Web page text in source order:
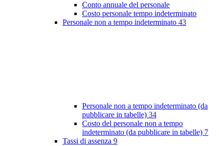
Conto annuale del personale
Costo personale tempo indeterminato
Personale non a tempo indeterminato 43
Personale non a tempo indeterminato (da
pubblicare in tabelle) 34
Costo del personale non a tempo
indeterminato (da pubblicare in tabelle) 7
Tassi di assenza 9